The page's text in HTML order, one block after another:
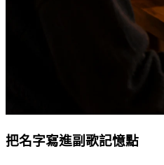
把名字寫進副歌記憶點